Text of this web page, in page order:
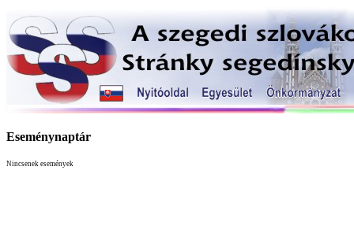
Eseménynaptár
Nincsenek események